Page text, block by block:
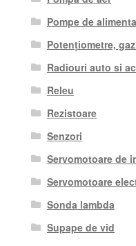
Pompe de
Potențiometre,
Radiouri auto si
Releu
Rezistoare
Senzori
Servomotoare de
Servomotoare
Sonda lambda
Supape de vid